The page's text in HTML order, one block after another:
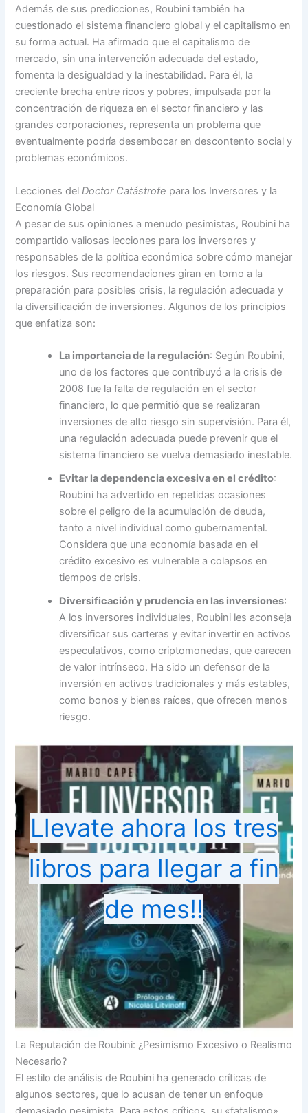
Además de sus predicciones, Roubini también ha
cuestionado el sistema financiero global y el capitalismo en
su forma actual. Ha afirmado que el capitalismo de
mercado, sin una intervención adecuada del estado,
fomenta la desigualdad y la inestabilidad. Para él, la
creciente brecha entre ricos y pobres, impulsada por la
concentración de riqueza en el sector financiero y las
grandes corporaciones, representa un problema que
eventualmente podría desembocar en descontento social y
problemas económicos.
Lecciones delDoctor Catástrofe para los Inversores y la
Economía Global
A pesar de sus opiniones a menudo pesimistas, Roubini ha
compartido valiosas lecciones para los inversores y
responsables de la política económica sobre cómo manejar
los riesgos. Sus recomendaciones giran en torno a la
preparación para posibles crisis, la regulación adecuada y
la diversificación de inversiones. Algunos de los principios
que enfatiza son:
La importancia de la regulación: Según Roubini,
uno de los factores que contribuyó a la crisis de
2008 fue la falta de regulación en el sector
financiero, lo que permitió que se realizaran
inversiones de alto riesgo sin supervisión. Para él,
una regulación adecuada puede prevenir que el
sistema financiero se vuelva demasiado inestable.
Evitar la dependencia excesiva en el crédito:
Roubini ha advertido en repetidas ocasiones
sobre el peligro de la acumulación de deuda,
tanto a nivel individual como gubernamental.
Considera que una economía basada en el
crédito excesivo es vulnerable a colapsos en
tiempos de crisis.
Diversificación y prudencia en las inversiones:
A los inversores individuales, Roubini les aconseja
diversificar sus carteras y evitar invertir en activos
especulativos, como criptomonedas, que carecen
de valor intrínseco. Ha sido un defensor de la
inversión en activos tradicionales y más estables,
como bonos y bienes raíces, que ofrecen menos
riesgo.
Llevate ahora los tres
libros para llegar a fin
de mes!!
La Reputación de Roubini: ¿Pesimismo Excesivo o Realismo
Necesario?
El estilo de análisis de Roubini ha generado críticas de
algunos sectores, que lo acusan de tener un enfoque